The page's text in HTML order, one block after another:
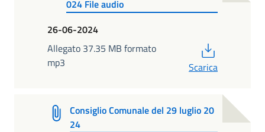
024 File audio
26-06-2024
Allegato 37.35 MB formato
mp3
Scarica
Consiglio Comunale del 29 luglio 20
24